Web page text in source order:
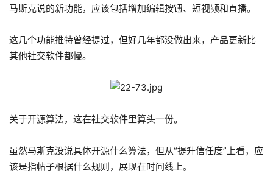
马斯克说的新功能，应该包括增加编辑按钮、短视频和直播。
这几个功能推特曾经提过，但好几年都没做出来，产品更新比
其他社交软件都慢。
关于开源算法，这在社交软件里算头一份。
虽然马斯克没说具体开源什么算法，但从“提升信任度”上看，应
该是指帖子根据什么规则，展现在时间线上。